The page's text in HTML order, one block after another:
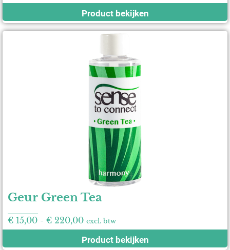
Product bekijken
Geur Green Tea
€ 15,00 - € 220,00 excl. btw
Product bekijken